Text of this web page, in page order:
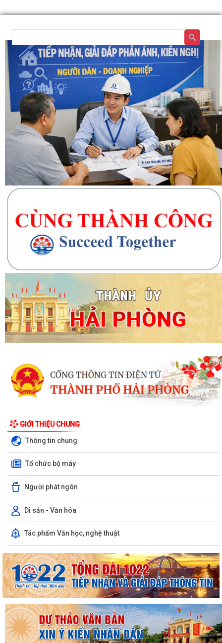
GIỚI THIỆU CHUNG
Thông tin chung
Tổ chức bộ máy
Người phát ngôn
Di sản - Văn hóa
Tác phẩm Văn học, nghệ thuật